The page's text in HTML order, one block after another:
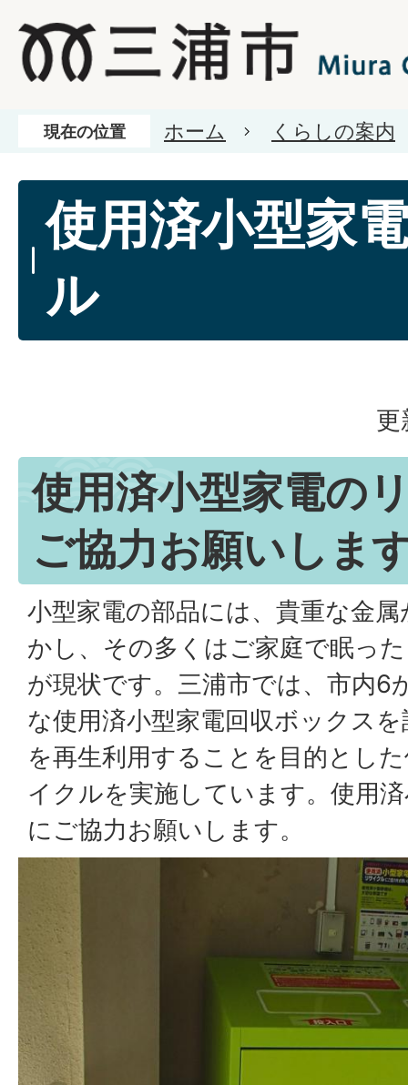
現在の位置 ホーム くらしの案内
使用済小型家
ル
更
使用済小型家電の
ご協力お願いしま
小型家電の部品には、貴重な金
かし、その多くはご家庭で眠っ
が現状です。三浦市では、市内6
な使用済小型家電回収ボックス
を再生利用することを目的とし
イクルを実施しています。使用
にご協力お願いします。